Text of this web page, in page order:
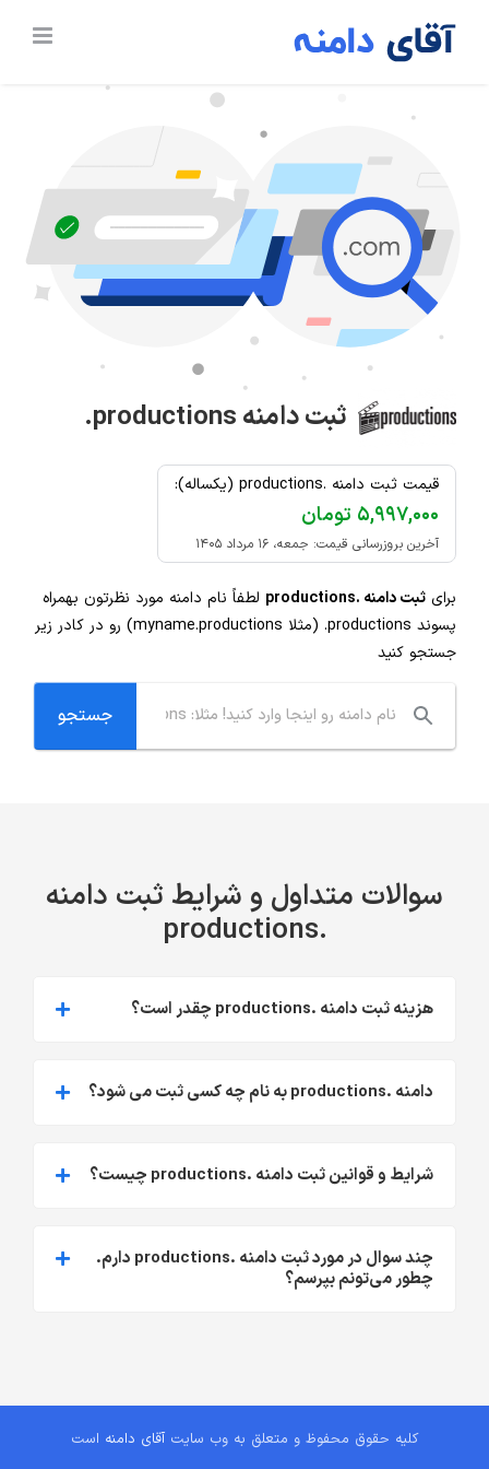
ثبت دامنه.productions
قیمت ثبت دامنه .productions (یکساله):
۵,۹۹۷,۰۰۰ تومان
آخرین بروزرسانی قیمت: جمعه، ۱۶ مرداد ۱۴۰۵
برای ثبت دامنه .productions
لطفاً نام دامنه مورد نظرتون بهمراه
پسوند .productions
(مثلا myname.productions) رو در کادر زیر
جستجو کنید
سوالات متداول و شرایط ثبت دامنه
.productions
هزینه ثبت دامنه .productions چقدر است؟
دامنه .productions به نام چه کسی ثبت می شود؟
شرایط و قوانین ثبت دامنه .productions چیست؟
چند سوال در مورد ثبت دامنه .productions دارم.
چطور می‌تونم بپرسم؟
کلیه حقوق محفوظ و متعلق به وب سایت آقای دامنه است